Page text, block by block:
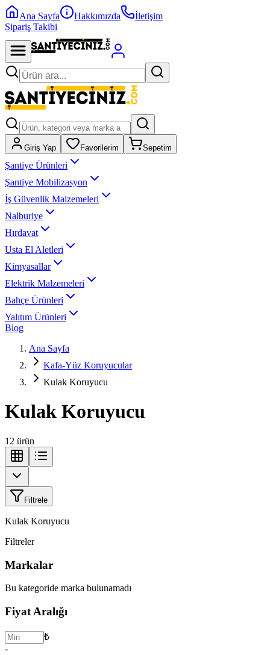
Ana Sayfa Hakkımızda
İletişim
Sipariş Takibi
Giriş Yap Favorilerim Sepetim
Şantiye Ürünleri
Şantiye Mobilizasyon
İş Güvenlik Malzemeleri
Nalburiye
Hırdavat
Usta El Aletleri
Kimyasallar
Elektrik Malzemeleri
Bahçe Ürünleri
Yalıtım Ürünleri
Blog
Ana Sayfa
Kafa-Yüz Koruyucular
Kulak Koruyucu
Kulak Koruyucu
12 ürün
Filtrele
Kulak Koruyucu
Filtreler
Markalar
Bu kategoride marka bulunamadı
Fiyat Aralığı
₺
-